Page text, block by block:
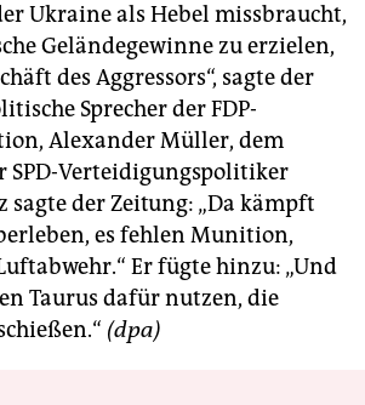
Ukraine als Hebel missbraucht,
Geländegewinne zu erzielen,
des Aggressors“, sagte der
Sprecher der FDP-
Alexander Müller, dem
SPD-Verteidigungspolitiker
sagte der Zeitung: „Da kämpft
es fehlen Munition,
Er fügte hinzu: „Und
Taurus dafür nutzen, die
(dpa)